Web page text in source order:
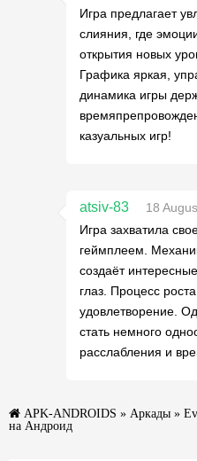
Игра предлагает
слияния, где
открытия новых
Графика яркая,
динамика игры
казуальных игр!
atsiv-83
18
Игра захватила
геймплеем.
создаёт
глаз. Процесс
удовлетворение.
стать немного
расслабления и
APK-ANDROIDS » Аркады »
на Андроид